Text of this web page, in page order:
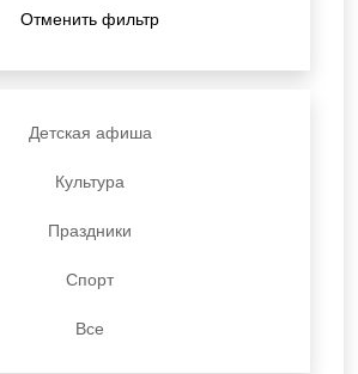
Отменить фильтр
Детская афиша
Культура
Праздники
Спорт
Все